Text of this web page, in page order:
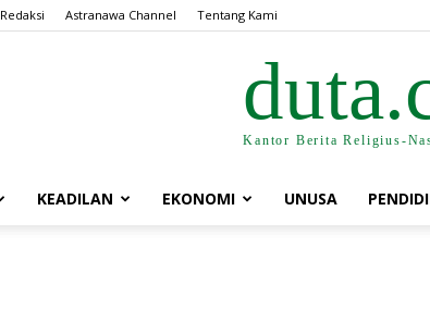
Redaksi Astranawa Channel Tentang Kami
Kantor Berita Religius-
KEADILAN EKONOMI UNUSA